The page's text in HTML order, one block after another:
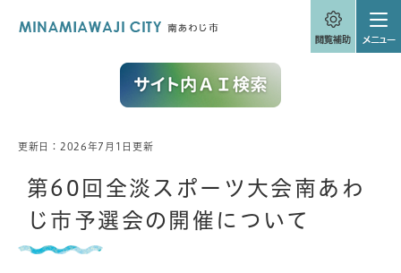
本
更新日：2026年7月1日更新
第60回全淡スポーツ大会南あわ
じ市予選会の開催について